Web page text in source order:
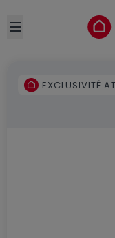
Open sidebar
EXCLUSIVITÉ